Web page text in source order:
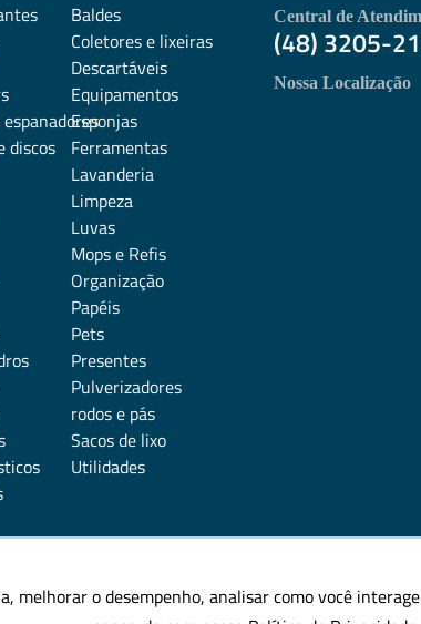
melhorar o desempenho, analisar como você
melhorar o desempenho, analisar como você
Baldes
Coletores e lixeiras
Descartáveis
Equipamentos
espanadoresEsponjas
discos
Ferramentas
Lavanderia
Limpeza
Luvas
Mops e Refis
Organização
Papéis
Pets
Presentes
Pulverizadores
rodos e pás
Sacos de lixo
Utilidades
Central de
(48) 3205-
Nossa Localização